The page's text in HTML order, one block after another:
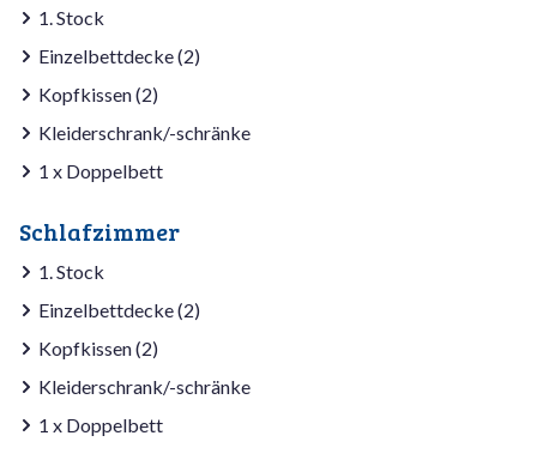
1. Stock
Einzelbettdecke (2)
Kopfkissen (2)
Kleiderschrank/-schränke
1 x Doppelbett
Schlafzimmer
1. Stock
Einzelbettdecke (2)
Kopfkissen (2)
Kleiderschrank/-schränke
1 x Doppelbett